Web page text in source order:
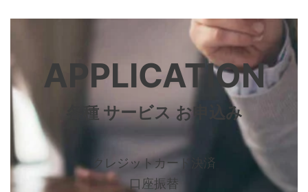
APPLICATION
各種 サービス お申込み
クレジットカード決済
口座振替